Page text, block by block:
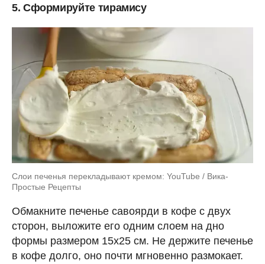
5. Сформируйте тирамису
Слои печенья перекладывают кремом: YouTube / Вика-
Простые Рецепты
Обмакните печенье савоярди в кофе с двух
сторон, выложите его одним слоем на дно
формы размером 15х25 см. Не держите печенье
в кофе долго, оно почти мгновенно размокает.